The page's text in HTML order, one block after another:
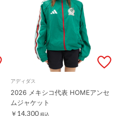
アディダス
2026 メキシコ代表 HOMEアンセ
ムジャケット
￥14,300 税込